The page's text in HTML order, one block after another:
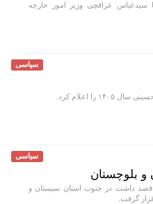
سیدعباس عراقچی وزیر امور خارجه
سیاسی
سیاسی
بلوچستان
قصد داشت در جنوب استان سیستان و
گرفت.